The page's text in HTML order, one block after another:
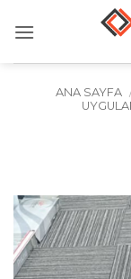
atla
ANA SAYFA